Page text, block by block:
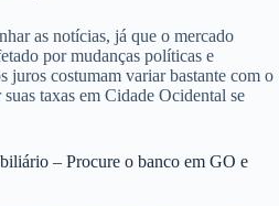
as notícias, já que o mercado
por mudanças políticas e
juros costumam variar bastante com o
taxas em Cidade Ocidental se
– Procure o banco em GO e